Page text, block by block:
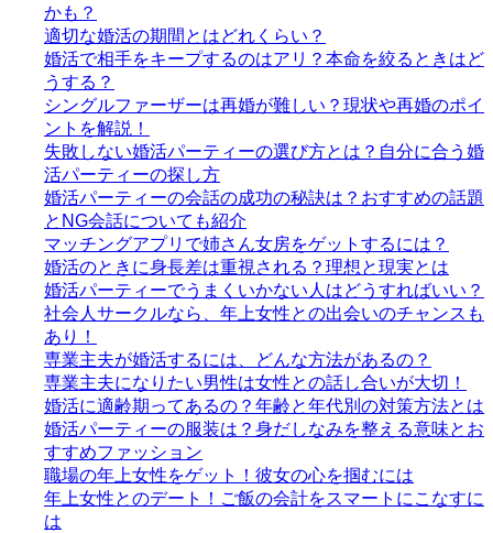
かも？
適切な婚活の期間とはどれくらい？
婚活で相手をキープするのはアリ？本命を絞るときはど
うする？
シングルファーザーは再婚が難しい？現状や再婚のポイ
ントを解説！
失敗しない婚活パーティーの選び方とは？自分に合う婚
活パーティーの探し方
婚活パーティーの会話の成功の秘訣は？おすすめの話題
とNG会話についても紹介
マッチングアプリで姉さん女房をゲットするには？
婚活のときに身長差は重視される？理想と現実とは
婚活パーティーでうまくいかない人はどうすればいい？
社会人サークルなら、年上女性との出会いのチャンスも
あり！
専業主夫が婚活するには、どんな方法があるの？
専業主夫になりたい男性は女性との話し合いが大切！
婚活に適齢期ってあるの？年齢と年代別の対策方法とは
婚活パーティーの服装は？身だしなみを整える意味とお
すすめファッション
職場の年上女性をゲット！彼女の心を掴むには
年上女性とのデート！ご飯の会計をスマートにこなすに
は